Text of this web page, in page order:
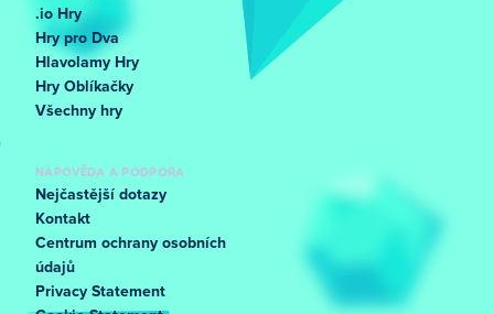
.io Hry
Hry pro Dva
Hlavolamy Hry
Hry Oblíkačky
Všechny hry
NÁPOVĚDA A PODPORA
Nejčastější dotazy
Kontakt
Centrum ochrany osobních
údajů
Privacy Statement